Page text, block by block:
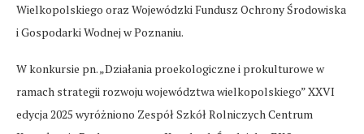
Wielkopolskiego oraz Wojewódzki Fundusz Ochrony Środowiska
i Gospodarki Wodnej w Poznaniu.
W konkursie pn. „Działania proekologiczne i prokulturowe w
ramach strategii rozwoju województwa wielkopolskiego” XXVI
edycja 2025 wyróżniono Zespół Szkół Rolniczych Centrum